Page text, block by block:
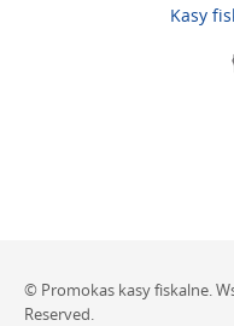
Kasy
© Promokas kasy fiskalne.
Reserved.